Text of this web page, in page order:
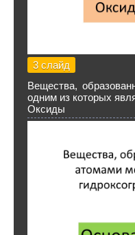
3 слайд
Вещества,
одним из которых
Оксиды